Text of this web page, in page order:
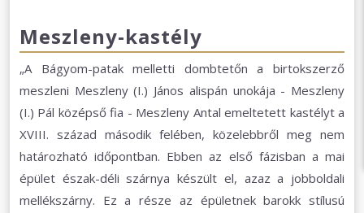
Meszleny-kastély
„A Bágyom-patak melletti dombtetőn a birtokszerző
meszleni Meszleny (I.) János alispán unokája - Meszleny
(I.) Pál középső fia - Meszleny Antal emeltetett kastélyt a
XVIII. század második felében, közelebbről meg nem
határozható időpontban. Ebben az első fázisban a mai
épület észak-déli szárnya készült el, azaz a jobboldali
mellékszárny. Ez a része az épületnek barokk stílusú